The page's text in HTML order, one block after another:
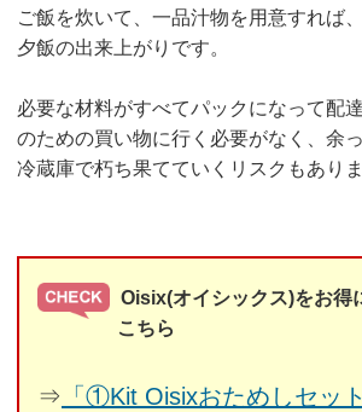
ご飯を炊いて、一品汁物を用意すれば
夕飯の出来上がりです。
必要な材料がすべてパックになって配
のための買い物に行く必要がなく、余
冷蔵庫で朽ち果てていくリスクもありま
Oisix(オイシックス)をお得
こちら
⇒ 「①Kit Oisixおためしセッ